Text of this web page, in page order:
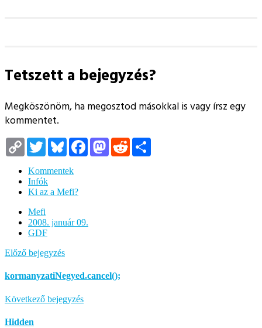
Tetszett a bejegyzés?
Megköszönöm, ha megosztod másokkal is vagy írsz egy
kommentet.
Copy
Link
TwitterBlueskyFacebookMastodon
Reddit
Kommentek
Infók
Ki az a Mefi?
Mefi
2008. január 09.
GDF
Előző bejegyzés
kormanyzatiNegyed.cancel();
Következő bejegyzés
Hidden